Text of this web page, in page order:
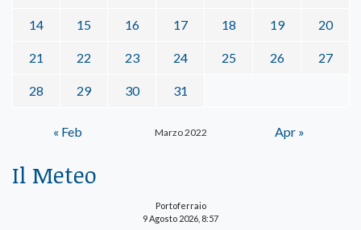
Marzo 2022
14 15 16 17 18 19 20
21 22 23 24 25 26 27
28 29 30 31
« Feb Apr »
Il Meteo
Portoferraio
9 Agosto 2026, 8:57